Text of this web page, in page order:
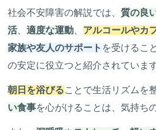
社会不安障害の解説では、質の良
活、適度な運動 アルコールやカ
家族や友人のサポート を受けるこ
の安定に役立つと紹介されています
朝日を浴びることで生活リズムを
い食事を心がけることは、気持ち